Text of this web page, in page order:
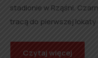
stadionie w Rząśni.
tracą do pierwszej lokaty
Czytaj więcej